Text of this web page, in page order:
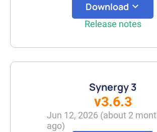
Download
Release notes
Synergy 3
v3.6.3
Jun 12, 2026 (about 2
ago)